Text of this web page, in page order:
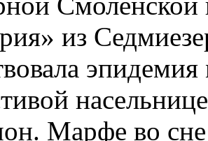
из
Марфе во сне